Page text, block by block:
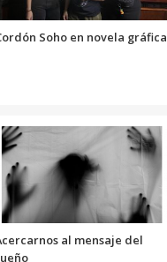
Soho en novela gráfica
al mensaje del